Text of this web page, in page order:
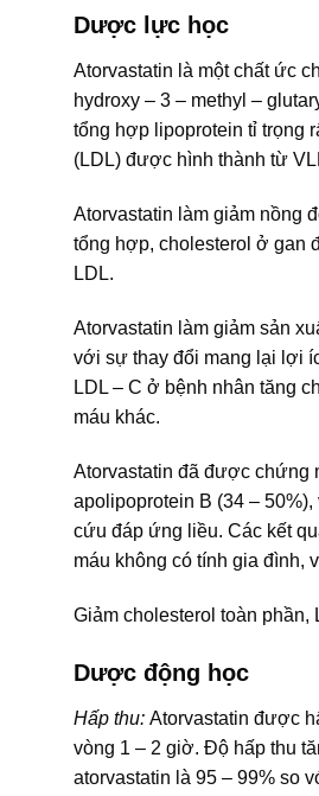
Dược lực học
Atorvastatin là một chất ức
hydroxy – 3 – methyl –
tổng hợp lipoprotein tỉ trọng
(LDL) được hình thành từ
Atorvastatin làm giảm nồng
tổng hợp, cholesterol ở gan
LDL.
Atorvastatin làm giảm sản
với sự thay đổi mang lại lợi
LDL – C ở bệnh nhân tăng
máu khác.
Atorvastatin đã được chứng
apolipoprotein B (34 –
cứu đáp ứng liều. Các kết
máu không có tính gia đình,
Giảm cholesterol toàn
Dược động học
Hấp thu: Atorvastatin được
vòng 1 – 2 giờ. Độ hấp thu
atorvastatin là 95 – 99% so